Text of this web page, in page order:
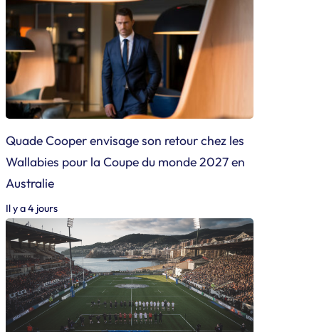
Quade Cooper envisage son retour chez les
Wallabies pour la Coupe du monde 2027 en
Australie
Il y a 4 jours